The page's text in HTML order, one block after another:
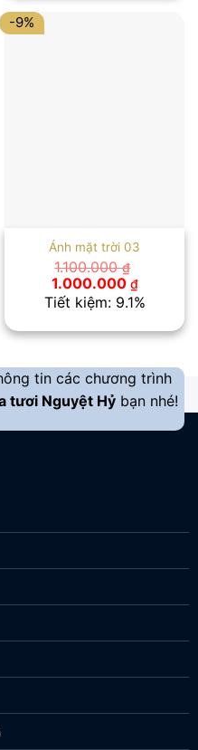
₫.
-9%
Ánh mặt trời 03
1.100.000₫
Giá
gốc
là:
1.000.000 ₫Giá
hiện
tại
Tiết kiệm: 9.1%
tin các chương trình
tươi Nguyệt Hỷ bạn nhé!